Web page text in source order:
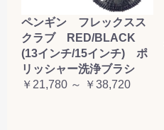
ペンギン フレックスス
クラブ RED/BLACK
(13インチ/15インチ) ポ
リッシャー洗浄ブラシ
￥21,780 ～ ￥38,720